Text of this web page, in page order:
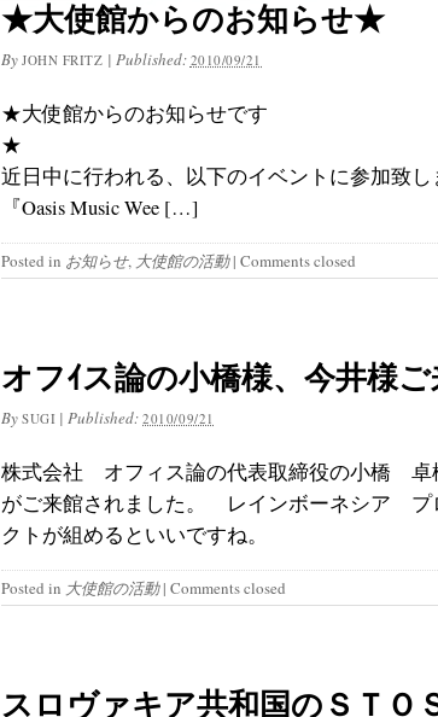
★大使館からのお知らせ★
By JOHN FRITZ | Published: 2010/09/21
★大使館からのお知らせです
近日中に行われる、以下のイベントに参加致
『Oasis Music Wee […]
Posted in お知らせ, 大使館の活動 | Comments closed
オフｲス論の小橋様、今井様ご
By SUGI |Published:2010/09/21
株式会社 オフィス論の代表取締役の小橋
がご来館されました。 レインボーネシア プ
クトが組めるといいですね。
Posted in 大使館の活動 | Comments closed
スロヴァキア共和国のＳＴＯ